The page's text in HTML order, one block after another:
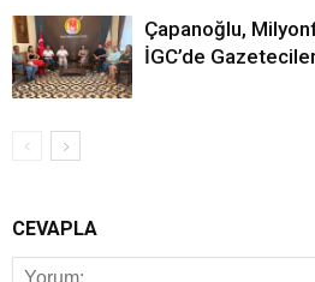
Çapanoğlu,
İGC’de
CEVAPLA